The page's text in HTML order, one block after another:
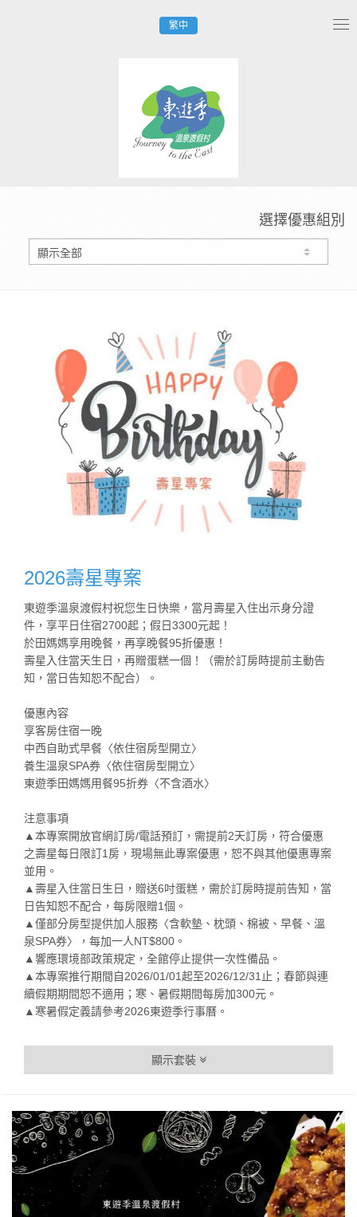
繁中
選擇優惠組別
2026壽星專案
東遊季溫泉渡假村祝您生日快樂，當月壽星入住出示身分證
件，享平日住宿2700起；假日3300元起！
於田媽媽享用晚餐，再享晚餐95折優惠！
壽星入住當天生日，再贈蛋糕一個！（需於訂房時提前主動告
知，當日告知恕不配合）。
優惠內容
享客房住宿一晚
中西自助式早餐〈依住宿房型開立〉
養生溫泉SPA券〈依住宿房型開立〉
東遊季田媽媽用餐95折券〈不含酒水〉
注意事項
▲本專案開放官網訂房/電話預訂，需提前2天訂房，符合優惠
之壽星每日限訂1房，現場無此專案優惠，恕不與其他優惠專案
並用。
▲壽星入住當日生日，贈送6吋蛋糕，需於訂房時提前告知，當
日告知恕不配合，每房限贈1個。
▲僅部分房型提供加人服務〈含軟墊、枕頭、棉被、早餐、溫
泉SPA券〉，每加一人NT$800。
▲響應環境部政策規定，全館停止提供一次性備品。
▲本專案推行期間自2026/01/01起至2026/12/31止；春節與連
續假期期間恕不適用；寒、暑假期間每房加300元。
▲寒暑假定義請參考2026東遊季行事曆。
顯示套裝